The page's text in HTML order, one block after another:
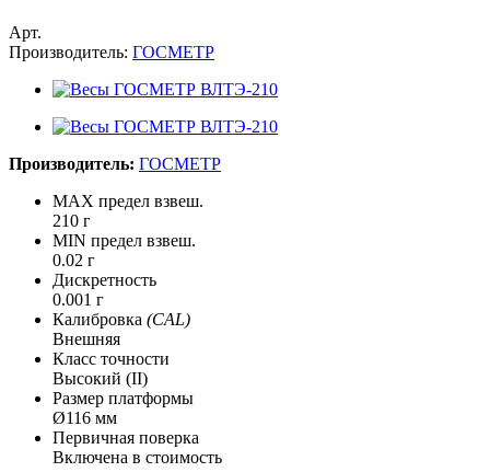
Арт.
Производитель: ГОСМЕТР
Производитель: ГОСМЕТР
MAX предел взвеш.
210 г
MIN предел взвеш.
0.02 г
Дискретность
0.001 г
Калибровка (CAL)
Внешняя
Класс точности
Высокий (II)
Размер платформы
Ø116 мм
Первичная поверка
Включена в стоимость